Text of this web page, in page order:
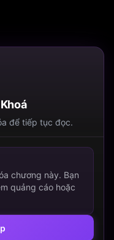
để tiếp tục đọc.
chương này. Bạn
quảng cáo hoặc